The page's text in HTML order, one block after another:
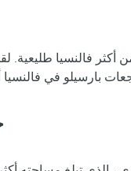
أكثر فالنسيا طليعية.